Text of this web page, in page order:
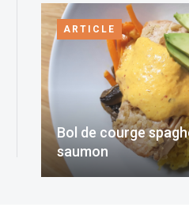
ARTICLE
Bol de courge
saumon